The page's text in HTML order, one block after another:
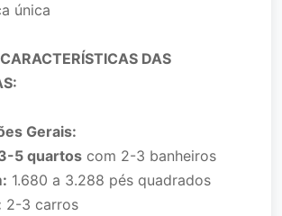
única
DAS
Gerais:
5 quartos com 2-3 banheiros
1.680 a 3.288 pés quadrados
2-3 carros